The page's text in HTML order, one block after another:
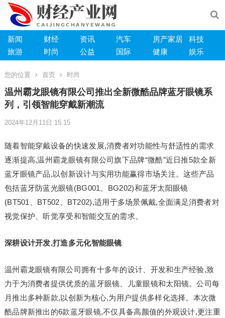
新闻 财经 资讯 汽车 房产家居
科技
旅游
时尚 公益 国际 健康 娱乐
您的位置 首页 时尚
温州霸龙眼镜有限公司推出全新微酷品牌蓝牙眼镜系
列，引领智能穿戴新潮流
2024年12月11日 15:15
随着智能穿戴设备的快速发展,消费者对功能性与舒适性的需求
逐渐提高,温州霸龙眼镜有限公司旗下品牌“微酷”近日推5款全新
蓝牙眼镜产品,以创新设计与实用功能赢得市场关注。这些产品
包括蓝牙防蓝光眼镜(BG001、BG202)和蓝牙太阳眼镜
(BT501、BT502、BT202),适用于多场景佩戴,全面满足消费者对
视觉保护、听觉享受和智能交互的需求。
深耕设计开发,打造多元化智能眼镜
温州霸龙眼镜有限公司拥有十多年的设计、开发和生产经验,致
力于为消费者提供优质的蓝牙眼镜、儿童眼镜和太阳镜。公司每
月推出多种新款,以创新为核心,为用户提供多样化选择。本次微
酷品牌新推出的6款蓝牙眼镜,不仅具备高颜值的外观设计,更注重